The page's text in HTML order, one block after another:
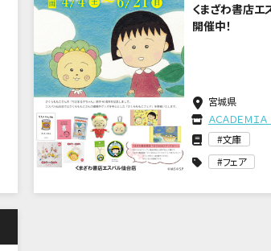
くまざわ書店エ
開催中！
宮城県
ＡＣＡＤＥＭＩ
文庫
フェア